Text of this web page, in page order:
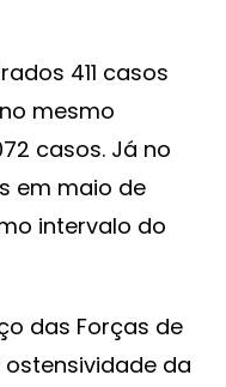
411 casos
mesmo
casos. Já no
em maio de
intervalo do
das Forças de
da